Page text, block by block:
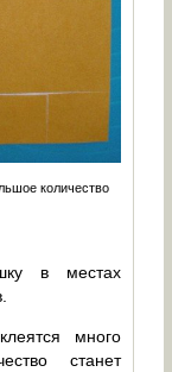
количество
в местах
много
станет